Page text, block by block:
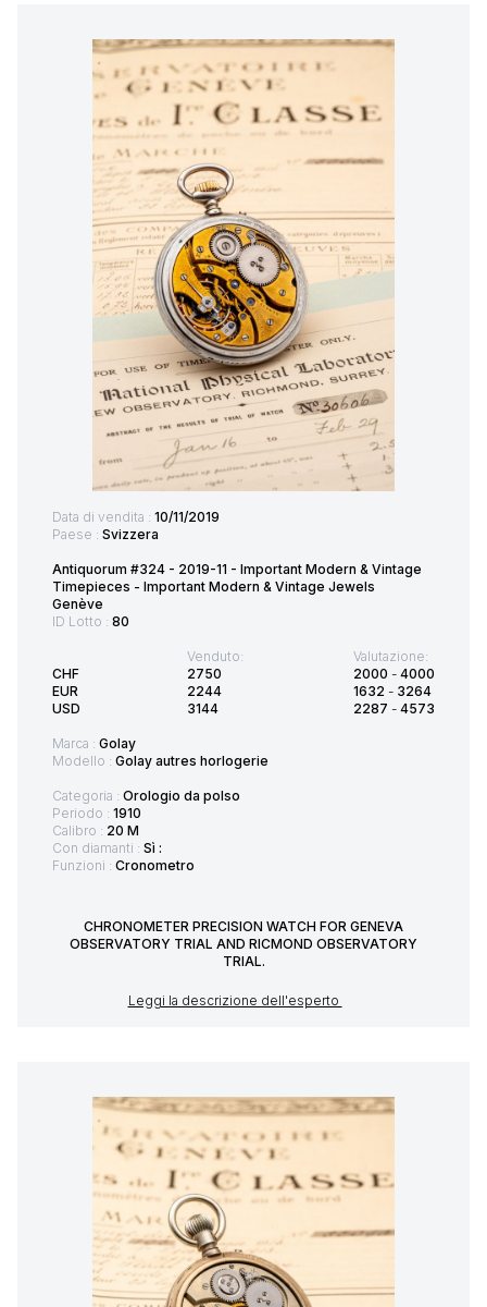
Data di vendita : 10/11/2019
Paese : Svizzera
Antiquorum #324 - 2019-11 - Important Modern & Vintage
Timepieces - Important Modern & Vintage Jewels
Genève
ID Lotto : 80
CHF
EUR
USD
Venduto:
2750
2244
3144
Valutazione:
2000 - 4000
1632 - 3264
2287 - 4573
Marca : Golay
Modello : Golay autres horlogerie
Categoria : Orologio da polso
Periodo : 1910
Calibro : 20 M
Con diamanti : Sì :
Funzioni : Cronometro
CHRONOMETER PRECISION WATCH FOR GENEVA
OBSERVATORY TRIAL AND RICMOND OBSERVATORY
TRIAL.
Leggi la descrizione dell'esperto